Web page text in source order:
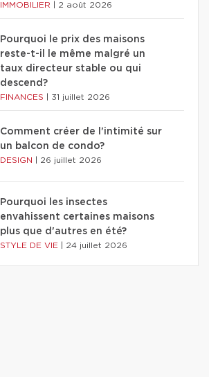
IMMOBILIER 2 août 2026
Pourquoi le prix des maisons
reste-t-il le même malgré un
taux directeur stable ou qui
descend?
FINANCES 31 juillet 2026
Comment créer de l'intimité sur
un balcon de condo?
DESIGN 26 juillet 2026
Pourquoi les insectes
envahissent certaines maisons
plus que d'autres en été?
STYLE DE VIE 24 juillet 2026